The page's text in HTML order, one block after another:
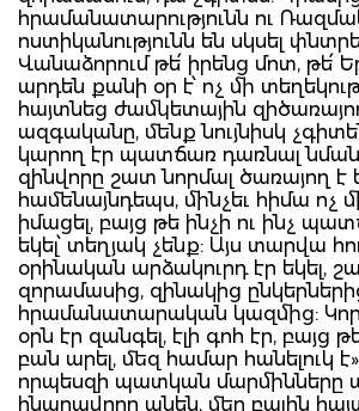
հրամանատարությունն ու
ոստիկանությունն են սկսել
Վանաձորում թե՛ իրենց մոտ, թե՛
արդեն քանի օր է՝ ոչ մի
հայտնեց ժամկետային
ազգականը, մենք նույնիսկ
կարող էր պատճառ դառնալ նման
զինվորը շատ նորմալ ծառայող է
համենայնդեպս, մինչեւ հիմա ոչ
իմացել, բայց թե ինչի ու ինչ
եկել՝ տեղյակ չենք: Այս տարվա
օրինական արձակուրդ էր եկել,
զորամասից, զինակից
հրամանատարական կազմից:
օրն էր զանգել, էլի գոհ էր, բայց
բան արել, մեզ համար հանելուկ
որպեսզի պատկան մարմինները
հնարավորը անեն, մեր բալին